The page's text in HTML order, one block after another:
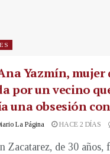
Yazmín, mujer
por un vecino
una obsesión
La Página HACE 2 DÍAS
Zacatarez, de 30 años,